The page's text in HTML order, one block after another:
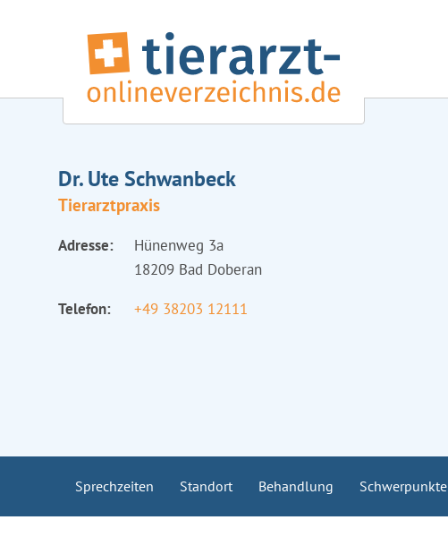
Dr. Ute Schwanbeck
Tierarztpraxis
Adresse:
Hünenweg 3a
18209 Bad Doberan
Telefon:
+49 38203 12111
Sprechzeiten Standort Behandlung Schwerpunkte